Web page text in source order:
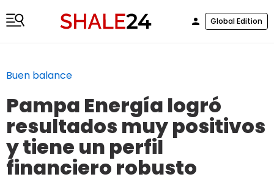
Global Edition
Buen balance
Pampa Energía logró
resultados muy positivos
y tiene un perfil
financiero robusto